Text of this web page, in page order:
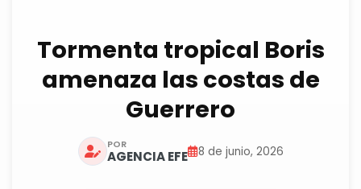
Tormenta tropical Boris
amenaza las costas de
Guerrero
POR
AGENCIA EFE 8 de junio, 2026